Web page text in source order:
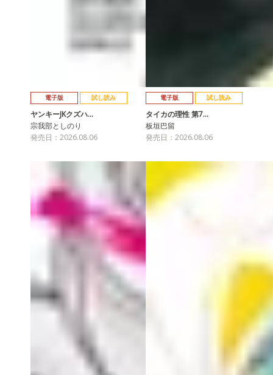
電子版 試し読み
ヤンキーJKクズハ…
宗我部としのり
発売日：2026.08.06
電子版 試し読み
タイカの理性 第7…
板垣巴留
発売日：2026.08.06